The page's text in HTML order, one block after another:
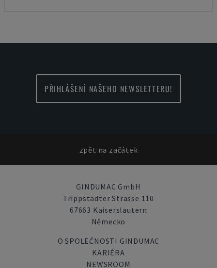
PŘIHLÁŠENÍ NAŠEHO NEWSLETTERU!
zpět na začátek
GINDUMAC GmbH
Trippstadter Strasse 110
67663 Kaiserslautern
Německo
O SPOLEČNOSTI GINDUMAC
KARIÉRA
NEWSROOM